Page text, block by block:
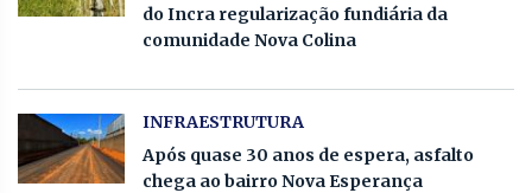
do Incra regularização fundiária da
comunidade Nova Colina
INFRAESTRUTURA
Após quase 30 anos de espera, asfalto
chega ao bairro Nova Esperança